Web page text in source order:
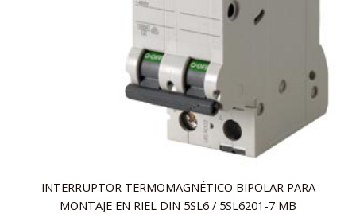
INTERRUPTOR TERMOMAGNÉTICO BIPOLAR PARA
MONTAJE EN RIEL DIN 5SL6 / 5SL6201-7 MB